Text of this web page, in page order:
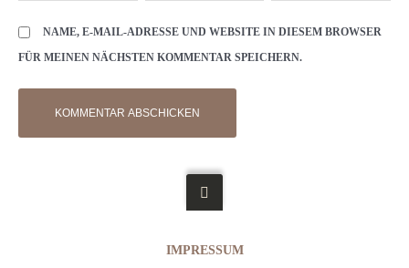
NAME, E-MAIL-ADRESSE UND WEBSITE IN DIESEM BROWSER
FÜR MEINEN NÄCHSTEN KOMMENTAR SPEICHERN.
IMPRESSUM